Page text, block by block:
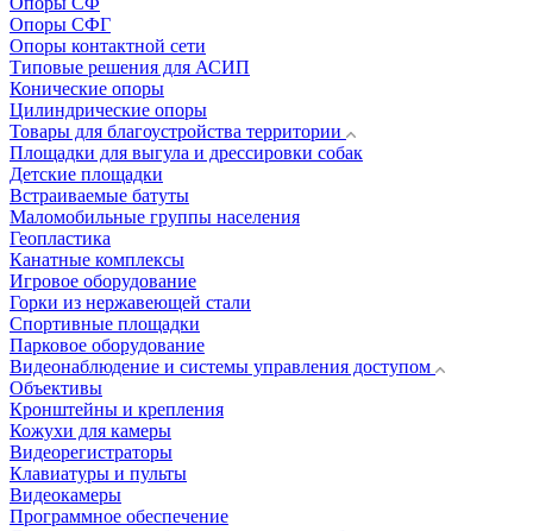
Опоры СФГ
Опоры контактной сети
Типовые решения для АСИП
Конические опоры
Цилиндрические опоры
Товары для благоустройства территории
Площадки для выгула и дрессировки собак
Детские площадки
Встраиваемые батуты
Маломобильные группы населения
Геопластика
Канатные комплексы
Игровое оборудование
Горки из нержавеющей стали
Спортивные площадки
Парковое оборудование
Видеонаблюдение и системы управления доступом
Объективы
Кронштейны и крепления
Кожухи для камеры
Видеорегистраторы
Клавиатуры и пульты
Видеокамеры
Программное обеспечение